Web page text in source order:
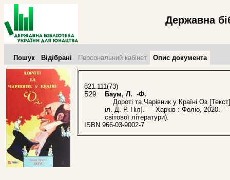
Державна
Пошук Відібрані Персональний кабінет Опис документа
821.111(73)
Б29
Баум, Л. -Ф.
Дороті та Чарівник у Країні Оз
іл. Д.-Р. Ніл]. — Харків : Фоліо, 2020. —
світової літератури).
ISBN 966-03-9002-7